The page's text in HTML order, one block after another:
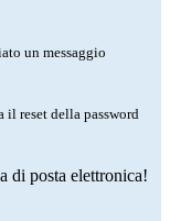
un messaggio
il reset della password
di posta elettronica!